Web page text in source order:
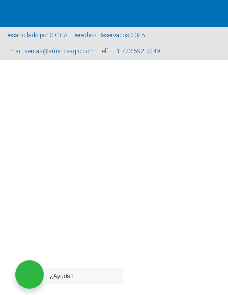
Desarrollado por SIGCA | Derechos Reservados 2025
E-mail: ventas@americaagro.com | Telf.: +1 773 592 7249
¿Ayuda?